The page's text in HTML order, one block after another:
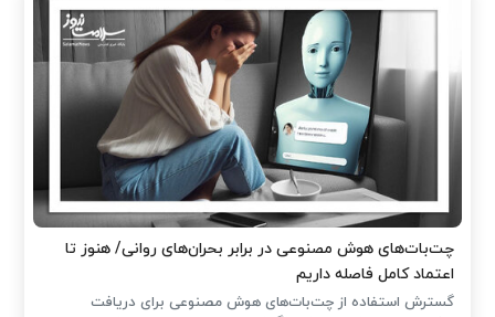
چت‌بات‌های هوش مصنوعی در برابر بحران‌های روانی/ هنوز تا
اعتماد کامل فاصله داریم
گسترش استفاده از چت‌بات‌های هوش مصنوعی برای دریافت